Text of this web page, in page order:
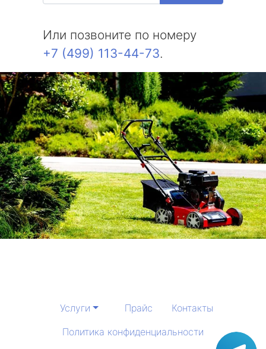
Или позвоните по номеру
+7 (499) 113-44-73.
Услуги Прайс
Контакты
Политика конфиденциальности